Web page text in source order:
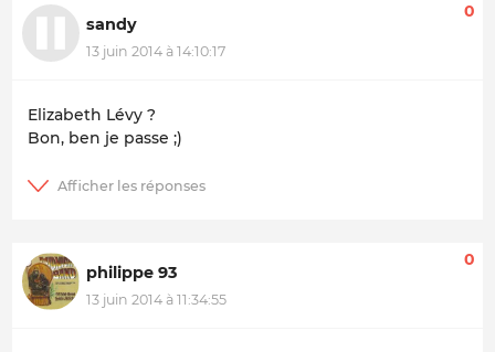
sandy
13 juin 2014 à 14:10:17
0
Elizabeth Lévy ?
Bon, ben je passe ;)
philippe 93
13 juin 2014 à 11:34:55
0